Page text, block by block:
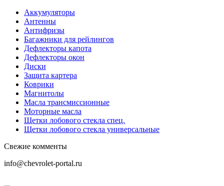
Аккумуляторы
Антенны
Антифризы
Багажники для рейлингов
Дефлекторы капота
Дефлекторы окон
Диски
Защита картера
Коврики
Магнитолы
Масла трансмиссионные
Моторные масла
Щетки лобового стекла спец.
Щетки лобового стекла универсальные
Свежие комменты
info@chevrolet-portal.ru